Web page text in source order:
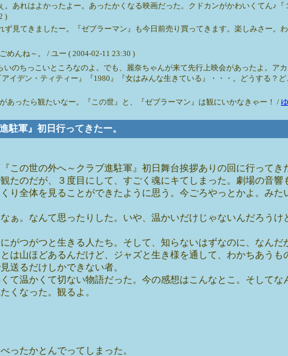
あれはよかったよー。あったかくなる映画だった。クドカンがかわいくてん♪
)
見てきましたー。『ゼブラーマン』も今日前売り買ってきます。楽しみさー。
めんね～。 / ユー ( 2004-02-11 23:30 )
のちっこいところなのよ。でも、麗奈ちゃんが来て先行上映会があったよ。ア
イデン・ティティー』『1980』『女はみんな生きている』・・・。どうする？
あったら観たいなー。『この世』と、『ゼブラーマン』は観にいかなきゃー！ /
軍』初日行ってきたー。
この世の外へ～クラブ進駐軍』初日舞台挨拶ありの回に行ってき
たのだが、３度目にして、すごく魂にキてしまった。劇場の音響
り全体を見ることができたように思う。今ごろやっとかよ。みた
ぁ。なんて思ったりした。いや、温かいだけじゃないんだろうけ
がつがつと生きる人たち。そして、知らないはずなのに、なんだ
は山ほどあるんだけど、ジャズと生き様を通して、わかちあうも
送るだけしかできない者。
て温かくて切ない物語だった。今の感想はこんなとこ。そして
くなった。観るよ。
ったかとんでってしまった。